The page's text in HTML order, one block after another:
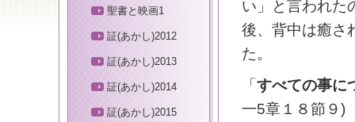
い」と言われた
後、背中は癒さ
た。
「すべての事に
一5章１８節９)
聖書と映画1
証(あかし)2012
証(あかし)2013
証(あかし)2014
証(あかし)2015